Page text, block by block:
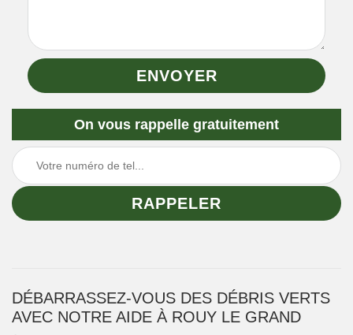
On vous rappelle gratuitement
DÉBARRASSEZ-VOUS DES DÉBRIS VERTS
AVEC NOTRE AIDE À ROUY LE GRAND